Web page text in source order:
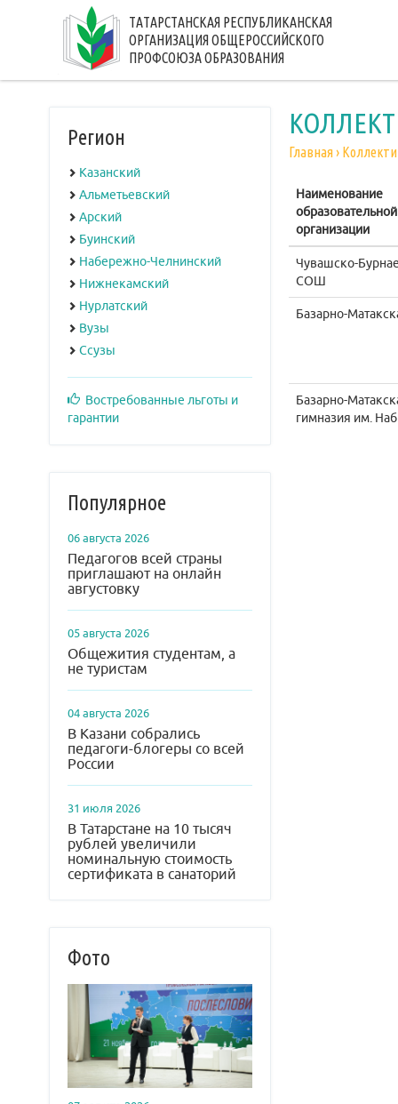
ТАТАРСТАНСКАЯ РЕСПУБЛИКАНСКАЯ
ОРГАНИЗАЦИЯ ОБЩЕРОССИЙСКОГО
ПРОФСОЮЗА ОБРАЗОВАНИЯ
Регион
Казанский
Альметьевский
Арский
Буинский
Набережно-Челнинский
Нижнекамский
Нурлатский
Вузы
Ссузы
Востребованные льготы и
гарантии
Популярное
06 августа 2026
Педагогов всей страны
приглашают на онлайн
августовку
05 августа 2026
Общежития студентам, а
не туристам
04 августа 2026
В Казани собрались
педагоги-блогеры со всей
России
31 июля 2026
В Татарстане на 10 тысяч
рублей увеличили
номинальную стоимость
сертификата в санаторий
Фото
Главная›
Наименование
образовательной
организации
Чувашско-
СОШ
Базарно-
Базарно-
гимназия им.